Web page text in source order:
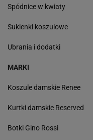
Spódnice w kwiaty
Sukienki koszulowe
Ubrania i dodatki
MARKI
Koszule damskie Renee
Kurtki damskie Reserved
Botki Gino Rossi